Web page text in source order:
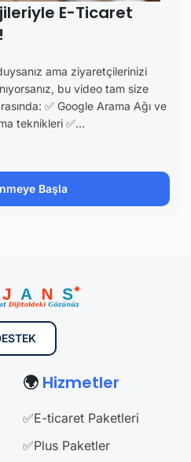
E-Ticaret
ama ziyaretçilerinizi
bu video tam size
✅ Google Arama Ağı ve
teknikleri ✅...
Başla
🌍 Hizmetler
✅E-ticaret Paketleri
✅Plus Paketler